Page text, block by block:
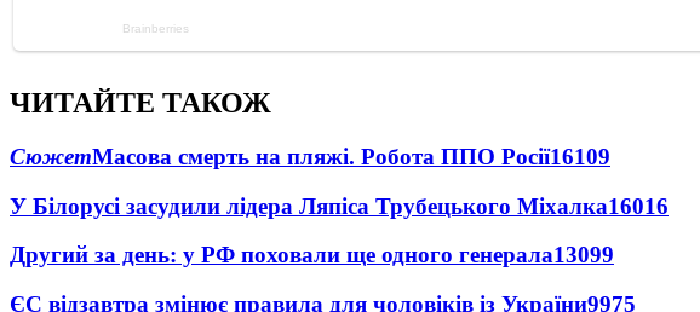
ЧИТАЙТЕ ТАКОЖ
СюжетМасова смерть на пляжі. Робота ППО Росії16109
У Білорусі засудили лідера Ляпіса Трубецького Міхалка16016
Другий за день: у РФ поховали ще одного генерала13099
ЄС відзавтра змінює правила для чоловіків із України9975